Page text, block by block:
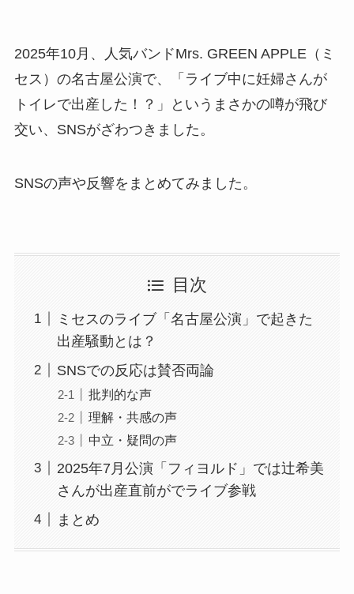
2025年10月、人気バンドMrs. GREEN APPLE（ミ
セス）の名古屋公演で、「ライブ中に妊婦さんが
トイレで出産した！？」というまさかの噂が飛び
交い、SNSがざわつきました。
SNSの声や反響をまとめてみました。
目次
ミセスのライブ「名古屋公演」で起きた
出産騒動とは？
SNSでの反応は賛否両論
批判的な声
理解・共感の声
中立・疑問の声
2025年7月公演「フィヨルド」では辻希美
さんが出産直前がでライブ参戦
まとめ